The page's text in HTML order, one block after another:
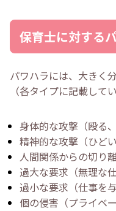
保育士に対する
パワハラには、大きく
（各タイプに記載して
身体的な攻撃（殴る、
精神的な攻撃（ひど
人間関係からの切り
過大な要求（無理な
過小な要求（仕事を与
個の侵害（プライベ